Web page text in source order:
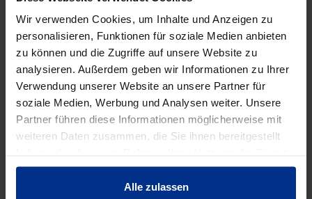
Wir verwenden Cookies, um Inhalte und Anzeigen zu
personalisieren, Funktionen für soziale Medien anbieten
zu können und die Zugriffe auf unsere Website zu
analysieren. Außerdem geben wir Informationen zu Ihrer
Verwendung unserer Website an unsere Partner für
soziale Medien, Werbung und Analysen weiter. Unsere
Partner führen diese Informationen möglicherweise mit
weiteren Daten zusammen, die Sie ihnen bereitgestellt
gesammelt haben.
Alle zulassen
HW-0751/M166
MINUS PLUS
Stück
530,00 € AAT